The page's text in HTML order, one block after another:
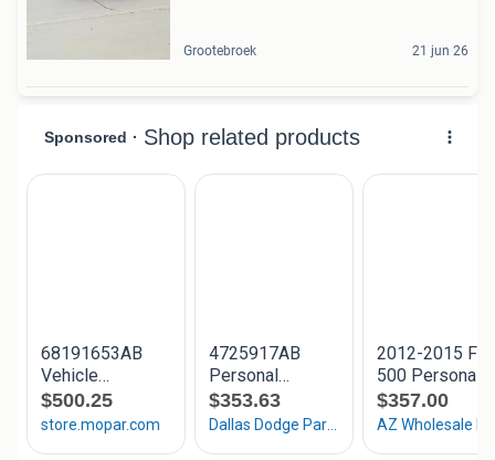
Grootebroek 21 jun 26